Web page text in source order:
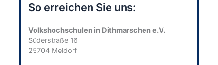
So erreichen Sie uns:
Volkshochschulen in Dithmarschen e.V.
Süderstraße 16
25704 Meldorf